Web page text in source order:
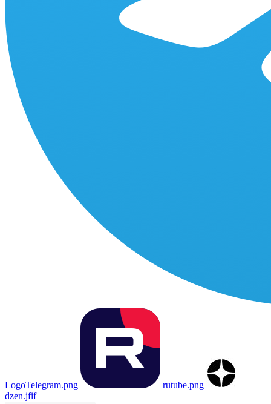
LogoTelegram.png
rutube.png
dzen.jfif